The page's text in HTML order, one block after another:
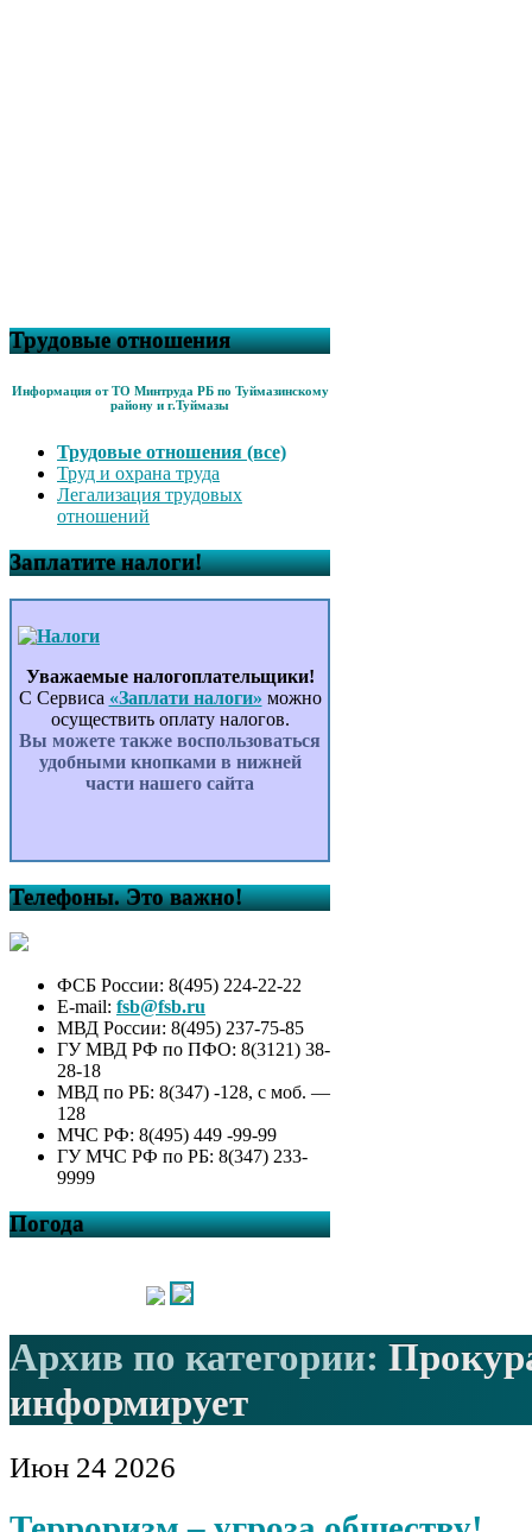
Трудовые отношения
Информация от ТО Минтруда РБ по Туймазинскому
району и г.Туймазы
Трудовые отношения (все)
Труд и охрана труда
Легализация трудовых
отношений
Заплатите налоги!
Уважаемые налогоплательщики!
С Сервиса «Заплати налоги» можно
осуществить оплату налогов.
Вы можете также воспользоваться
удобными кнопками в нижней
части нашего сайта
Телефоны. Это важно!
ФСБ России: 8(495) 224-22-22
E-mail: fsb@fsb.ru
МВД России: 8(495) 237-75-85
ГУ МВД РФ по ПФО: 8(3121) 38-
28-18
МВД по РБ: 8(347) -128, с моб. —
128
МЧС РФ: 8(495) 449 -99-99
ГУ МЧС РФ по РБ: 8(347) 233-
9999
Погода
Архив по категории:
информирует
Июн 24 2026